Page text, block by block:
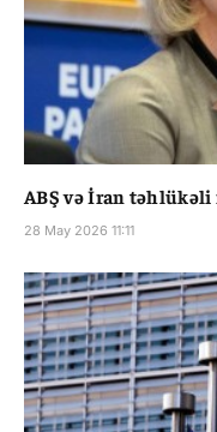
ABŞ və İran
28 May 2026 11:11